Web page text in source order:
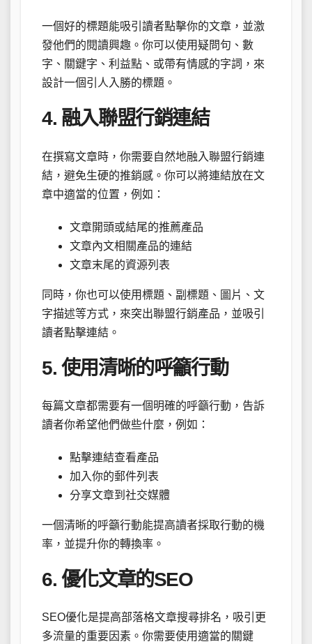
一個好的標題能吸引讀者點擊你的文章，並激
發他們的閱讀興趣。你可以使用疑問句、數
字、關鍵字、利益點、或帶有情感的字詞，來
設計一個引人入勝的標題。
4. 融入聯盟行銷連結
在撰寫文章時，你需要自然地融入聯盟行銷連
結，避免生硬的推銷感。你可以將連結放在文
章中適當的位置，例如：
文章開頭或結尾的推薦產品
文章內文相關產品的連結
文章末尾的資源列表
同時，你也可以使用標題、副標題、圖片、文
字描述等方式，來突出聯盟行銷產品，並吸引
讀者點擊連結。
5. 使用清晰的呼籲行動
每篇文章都需要有一個明確的呼籲行動，告訴
讀者你希望他們做些什麼，例如：
點擊連結查看產品
加入你的郵件列表
分享文章到社交媒體
一個清晰的呼籲行動能提高讀者採取行動的機
率，並提升你的轉換率。
6. 優化文章的SEO
SEO優化是提高部落格文章搜尋排名，吸引更
多流量的重要因素。你需要使用適當的關鍵